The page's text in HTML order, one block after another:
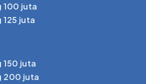
100 juta
juta
150 juta
200 juta